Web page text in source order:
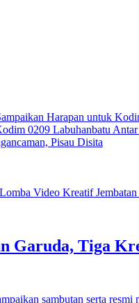
Harapan untuk
0209 Labuhanbatu
Pisau Disita
Garuda, Tiga